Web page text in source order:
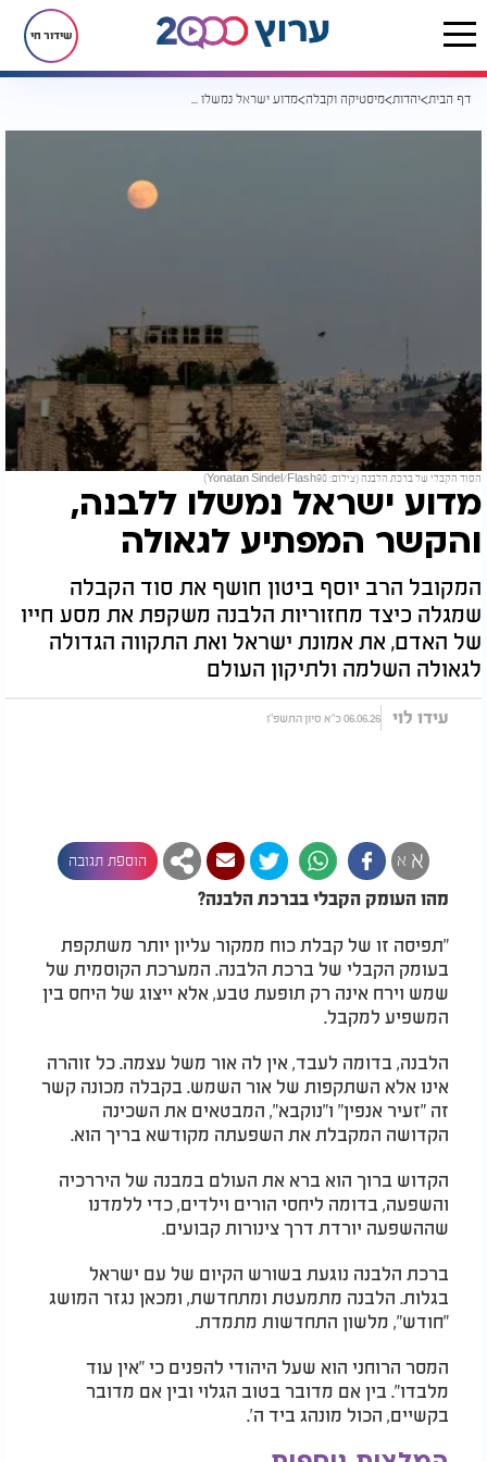
שידור חי
דף הבית יהדות מיסטיקה וקבלה מדוע ישראל נמשלו ללבנה, והקשר המפתיע לגאולה
הסוד הקבלי של ברכת הלבנה (צילום: Yonatan Sindel/Flash90)
מדוע ישראל נמשלו ללבנה,
והקשר המפתיע לגאולה
המקובל הרב יוסף ביטון חושף את סוד הקבלה
שמגלה כיצד מחזוריות הלבנה משקפת את מסע חייו
של האדם, את אמונת ישראל ואת התקווה הגדולה
לגאולה השלמה ולתיקון העולם
עידו לוי 06.06.26 כ"א סיון התשפ"ו
א א הוספת תגובה
מהו העומק הקבלי בברכת הלבנה?
"תפיסה זו של קבלת כוח ממקור עליון יותר משתקפת
בעומק הקבלי של ברכת הלבנה. המערכת הקוסמית של
שמש וירח אינה רק תופעת טבע, אלא ייצוג של היחס בין
המשפיע למקבל.
הלבנה, בדומה לעבד, אין לה אור משל עצמה. כל זוהרה
אינו אלא השתקפות של אור השמש. בקבלה מכונה קשר
זה "זעיר אנפין" ו"נוקבא", המבטאים את השכינה
הקדושה המקבלת את השפעתה מקודשא בריך הוא.
הקדוש ברוך הוא ברא את העולם במבנה של היררכיה
והשפעה, בדומה ליחסי הורים וילדים, כדי ללמדנו
שההשפעה יורדת דרך צינורות קבועים.
ברכת הלבנה נוגעת בשורש הקיום של עם ישראל
בגלות. הלבנה מתמעטת ומתחדשת, ומכאן נגזר המושג
"חודש", מלשון התחדשות מתמדת.
המסר הרוחני הוא שעל היהודי להפנים כי "אין עוד
מלבדו". בין אם מדובר בטוב הגלוי ובין אם מדובר
בקשיים, הכול מונהג ביד ה'.